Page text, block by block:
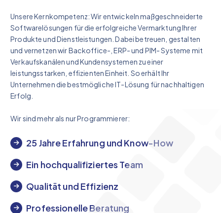
Unsere Kernkompetenz: Wir entwickeln maßgeschneiderte
Softwarelösungen für die erfolgreiche Vermarktung Ihrer
Produkte und Dienstleistungen. Dabei betreuen, gestalten
und vernetzen wir Backoffice-, ERP- und PIM- Systeme mit
Verkaufskanälen und Kundensystemen zu einer
leistungsstarken, effizienten Einheit. So erhält Ihr
Unternehmen die bestmögliche IT-Lösung für nachhaltigen
Erfolg.
Wir sind mehr als nur Programmierer:
25 Jahre Erfahrung und Know-How
Ein hochqualifiziertes Team
Qualität und Effizienz
Professionelle Beratung